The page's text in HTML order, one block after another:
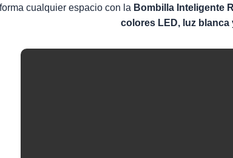
cualquier espacio con la Bombilla Inteligente
colores LED, luz